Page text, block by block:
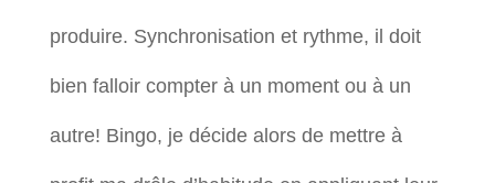
produire. Synchronisation et rythme, il doit
bien falloir compter à un moment ou à un
autre! Bingo, je décide alors de mettre à